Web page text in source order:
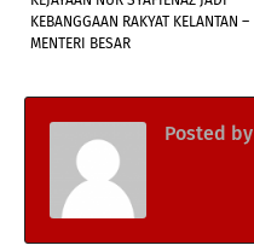
KEBANGGAAN RAKYAT KELANTAN –
MENTERI BESAR
Posted by